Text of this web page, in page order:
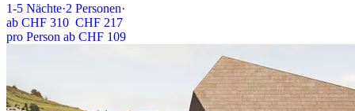
1-5 Nächte·2 Personen·
ab CHF 310 CHF 217
pro Person ab CHF 109